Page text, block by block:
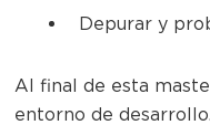
Depurar y
Al final de esta
entorno de